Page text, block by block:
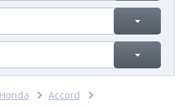
Honda
Accord